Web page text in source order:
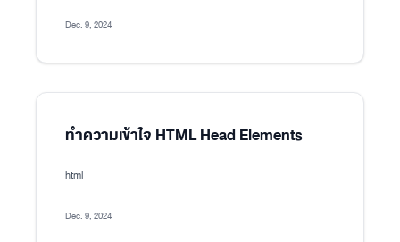
Dec. 9, 2024
ทำความเข้าใจ HTML Head Elements
html
Dec. 9, 2024